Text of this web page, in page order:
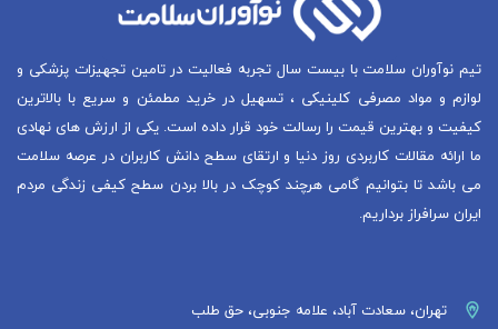
تهران، سعادت آباد، علامه جنوبی، حق طلب
تیم نوآوران سلامت با بیست سال تجربه فعالیت در تامین تجهیزات پزشکی و
لوازم و مواد مصرفی کلینیکی ، تسهیل در خرید مطمئن و سریع با بالاترین
کیفیت و بهترین قیمت را رسالت خود قرار داده است. یکی از ارزش های نهادی
ما ارائه مقالات کاربردی روز دنیا و ارتقای سطح دانش کاربران در عرصه سلامت
می باشد تا بتوانیم گامی هرچند کوچک در بالا بردن سطح کیفی زندگی مردم
ایران سرافراز برداریم.